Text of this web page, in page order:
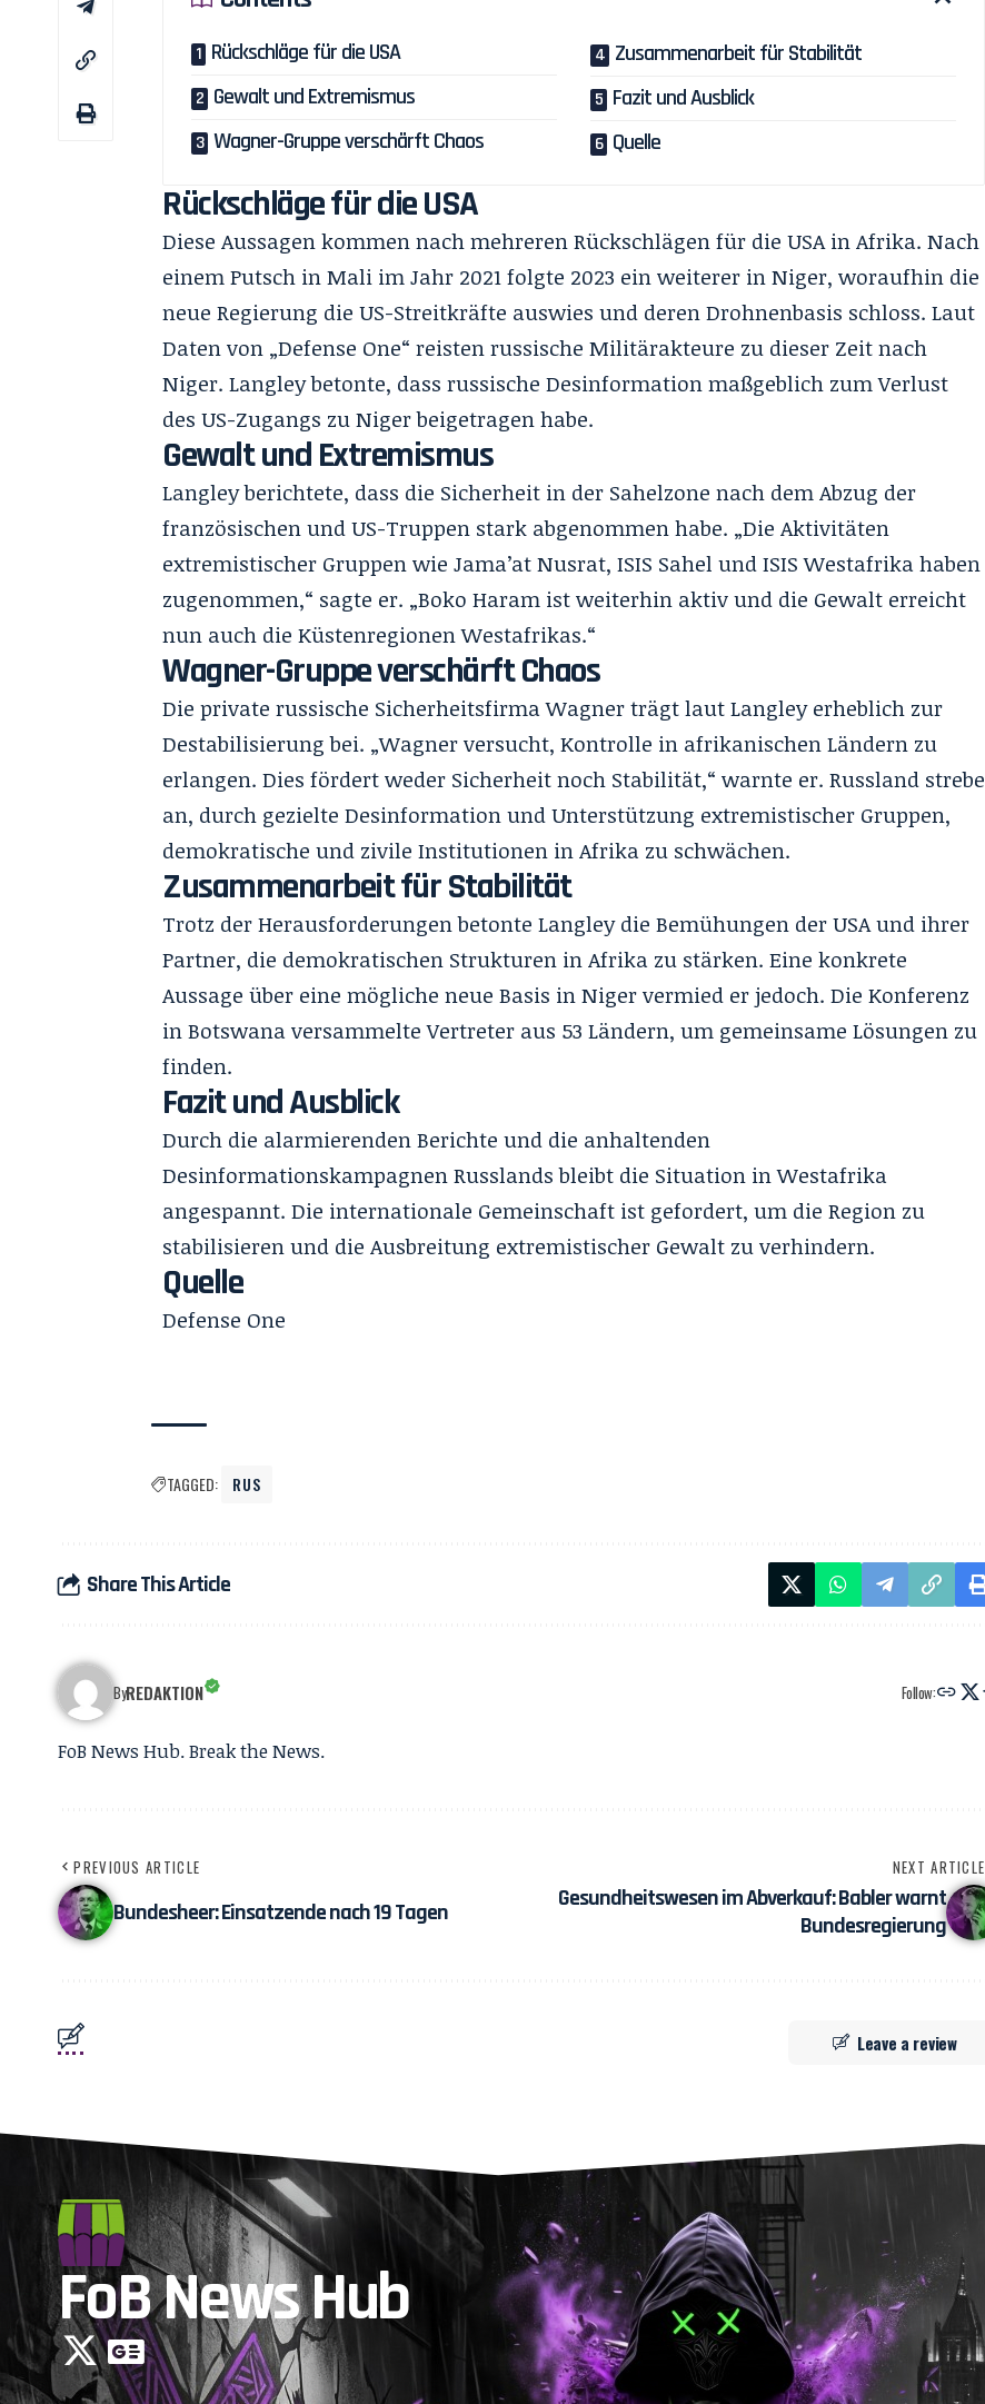
Rückschläge für die USA
Gewalt und Extremismus
Wagner-Gruppe verschärft Chaos
Zusammenarbeit für Stabilität
Fazit und Ausblick
Quelle
Rückschläge für die USA
Diese Aussagen kommen nach mehreren Rückschlägen für die USA in Afrika. Nach
einem Putsch in Mali im Jahr 2021 folgte 2023 ein weiterer in Niger, woraufhin die
neue Regierung die US-Streitkräfte auswies und deren Drohnenbasis schloss. Laut
Daten von „Defense One“ reisten russische Militärakteure zu dieser Zeit nach
Niger. Langley betonte, dass russische Desinformation maßgeblich zum Verlust
des US-Zugangs zu Niger beigetragen habe.
Gewalt und Extremismus
Langley berichtete, dass die Sicherheit in der Sahelzone nach dem Abzug der
französischen und US-Truppen stark abgenommen habe. „Die Aktivitäten
extremistischer Gruppen wie Jama’at Nusrat, ISIS Sahel und ISIS Westafrika haben
zugenommen,“ sagte er. „Boko Haram ist weiterhin aktiv und die Gewalt erreicht
nun auch die Küstenregionen Westafrikas.“
Wagner-Gruppe verschärft Chaos
Die private russische Sicherheitsfirma Wagner trägt laut Langley erheblich zur
Destabilisierung bei. „Wagner versucht, Kontrolle in afrikanischen Ländern zu
erlangen. Dies fördert weder Sicherheit noch Stabilität,“ warnte er. Russland strebe
an, durch gezielte Desinformation und Unterstützung extremistischer Gruppen,
demokratische und zivile Institutionen in Afrika zu schwächen.
Zusammenarbeit für Stabilität
Trotz der Herausforderungen betonte Langley die Bemühungen der USA und ihrer
Partner, die demokratischen Strukturen in Afrika zu stärken. Eine konkrete
Aussage über eine mögliche neue Basis in Niger vermied er jedoch. Die Konferenz
in Botswana versammelte Vertreter aus 53 Ländern, um gemeinsame Lösungen zu
finden.
Fazit und Ausblick
Durch die alarmierenden Berichte und die anhaltenden
Desinformationskampagnen Russlands bleibt die Situation in Westafrika
angespannt. Die internationale Gemeinschaft ist gefordert, um die Region zu
stabilisieren und die Ausbreitung extremistischer Gewalt zu verhindern.
Quelle
Defense One
TAGGED: RUS
Share This Article
ByREDAKTION Follow:
FoB News Hub. Break the News.
PREVIOUS ARTICLE
Bundesheer: Einsatzende nach 19 Tagen
NEXT ARTICLE
Gesundheitswesen im Abverkauf: Babler warnt
Bundesregierung
Leave a review
FoB News Hub